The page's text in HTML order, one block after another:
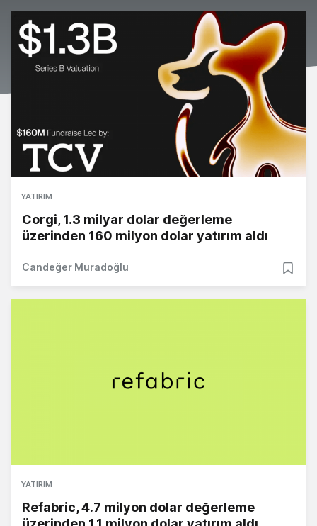
YATIRIM
Corgi, 1.3 milyar dolar değerleme
üzerinden 160 milyon dolar yatırım aldı
Candeğer Muradoğlu
YATIRIM
Refabric, 4.7 milyon dolar değerleme